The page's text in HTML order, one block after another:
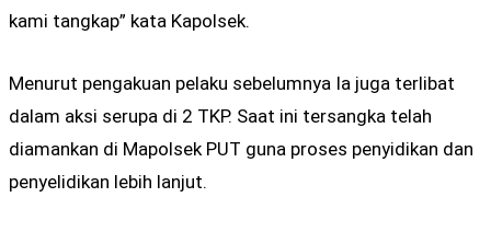
kami tangkap” kata Kapolsek.
Menurut pengakuan pelaku sebelumnya Ia juga terlibat
dalam aksi serupa di 2 TKP. Saat ini tersangka telah
diamankan di Mapolsek PUT guna proses penyidikan dan
penyelidikan lebih lanjut.